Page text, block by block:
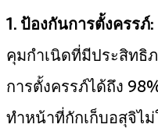
1. ป้องกันการตั้งครรภ์:
คุมกำเนิดที่มีประสิทธิ
การตั้งครรภ์ได้ถึง
ทำหน้าที่กักเก็บอสุจิไ